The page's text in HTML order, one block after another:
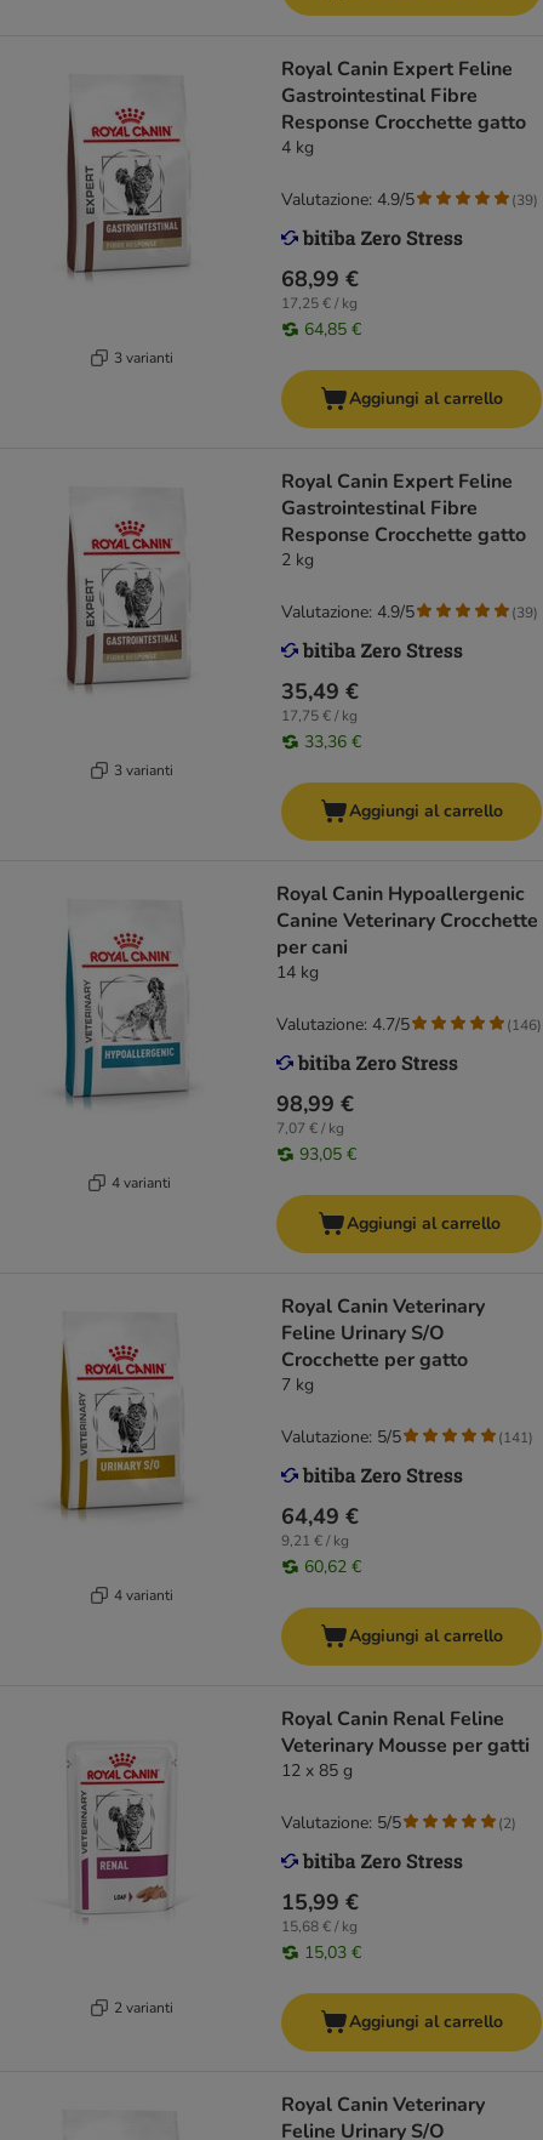
3 varianti
Royal Canin Expert Feline
Gastrointestinal Fibre
Response Crocchette gatto
4 kg
68,99 €
17,25 € / kg
64,85 €
Valutazione: 4.9/5 (39)
Aggiungi al carrello
3 varianti
Royal Canin Expert Feline
Gastrointestinal Fibre
Response Crocchette gatto
2 kg
35,49 €
17,75 € / kg
33,36 €
Valutazione: 4.9/5 (39)
Aggiungi al carrello
4 varianti
Royal Canin Hypoallergenic
Canine Veterinary Crocchette
per cani
14 kg
98,99 €
7,07 € / kg
93,05 €
Valutazione: 4.7/5 (146)
Aggiungi al carrello
4 varianti
Royal Canin Veterinary
Feline Urinary S/O
Crocchette per gatto
7 kg
64,49 €
9,21 € / kg
60,62 €
Valutazione: 5/5 (141)
Aggiungi al carrello
2 varianti
Royal Canin Renal Feline
Veterinary Mousse per gatti
12 x 85 g
15,99 €
15,68 € / kg
15,03 €
Valutazione: 5/5 (2)
Aggiungi al carrello
Royal Canin Veterinary
Feline Urinary S/O